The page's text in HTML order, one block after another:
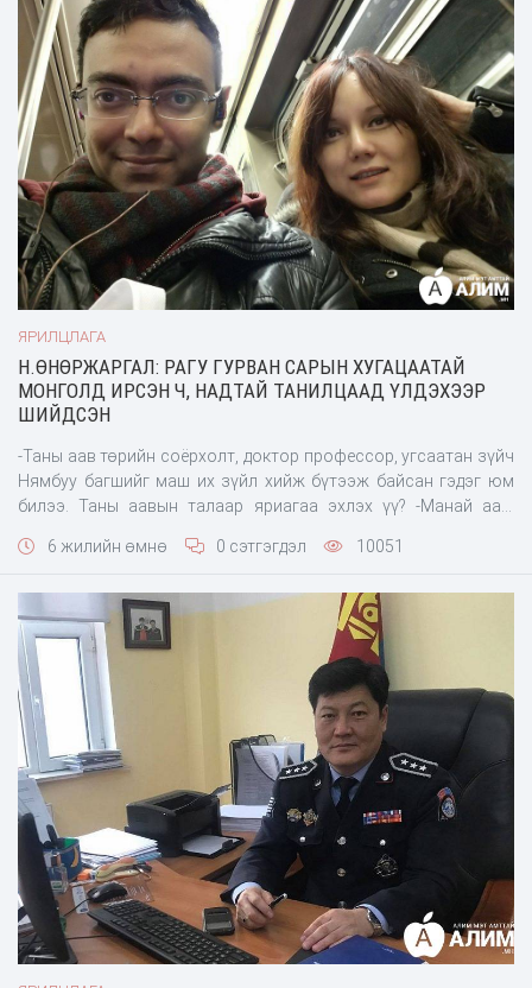
ЯРИЛЦЛАГА
Н.ӨНӨРЖАРГАЛ: РАГУ ГУРВАН САРЫН ХУГАЦААТАЙ
МОНГОЛД ИРСЭН Ч, НАДТАЙ ТАНИЛЦААД ҮЛДЭХЭЭР
ШИЙДСЭН
-Таны аав төрийн соёрхолт, доктор профессор, угсаатан зүйч
Нямбуу багшийг маш их зүйл хийж бүтээж байсан гэдэг юм
билээ. Таны аавын талаар яриагаа эхлэх үү? -Манай аав
байсан. Мөн ерөнхийлөгчийн зөвлөхөөр ажиллаж байсан л
6 жилийн өмнө 0 сэтгэгдэл 10051